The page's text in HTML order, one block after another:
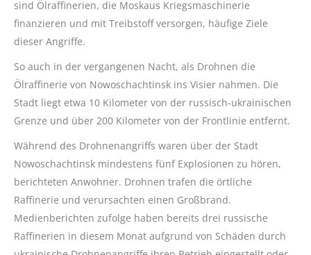
sind Ölraffinerien, die Moskaus Kriegsmaschinerie
finanzieren und mit Treibstoff versorgen, häufige Ziele
dieser Angriffe.
So auch in der vergangenen Nacht, als Drohnen die
Ölraffinerie von Nowoschachtinsk ins Visier nahmen. Die
Stadt liegt etwa 10 Kilometer von der russisch-ukrainischen
Grenze und über 200 Kilometer von der Frontlinie entfernt.
Während des Drohnenangriffs waren über der Stadt
Nowoschachtinsk mindestens fünf Explosionen zu hören,
berichteten Anwohner. Drohnen trafen die örtliche
Raffinerie und verursachten einen Großbrand.
Medienberichten zufolge haben bereits drei russische
Raffinerien in diesem Monat aufgrund von Schäden durch